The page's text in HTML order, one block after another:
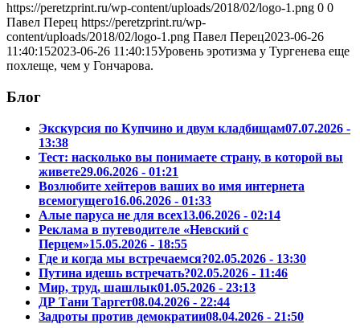
https://peretzprint.ru/wp-content/uploads/2018/02/logo-1.png 0 0
Павел Перец https://peretzprint.ru/wp-
content/uploads/2018/02/logo-1.png Павел Перец2023-06-26
11:40:152023-06-26 11:40:15Уровень эротизма у Тургенева еще
похлеще, чем у Гончарова.
Блог
Экскурсия по Купчино и двум кладбищам07.07.2026 -
13:38
Тест: насколько вы понимаете страну, в которой вы
живете29.06.2026 - 01:21
Возлюбите хейтеров ваших во имя интернета
всемогущего16.06.2026 - 01:33
Алые паруса не для всех13.06.2026 - 02:14
Реклама в путеводителе «Невский с
Перцем»15.05.2026 - 18:55
Где и когда мы встречаемся?02.05.2026 - 13:30
Путина идешь встречать?02.05.2026 - 11:46
Мир, труд, шашлык01.05.2026 - 23:13
ДР Тани Таргет08.04.2026 - 22:44
Задроты против демократии08.04.2026 - 21:50